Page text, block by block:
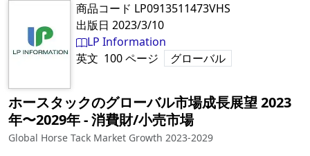
商品コード LP0913511473VHS
出版日 2023/3/10
LP Information
英文 100ページ グローバル
ホースタックのグローバル市場成長展望 2023
年〜2029年‐消費財/小売市場
Global Horse Tack Market Growth 2023-2029